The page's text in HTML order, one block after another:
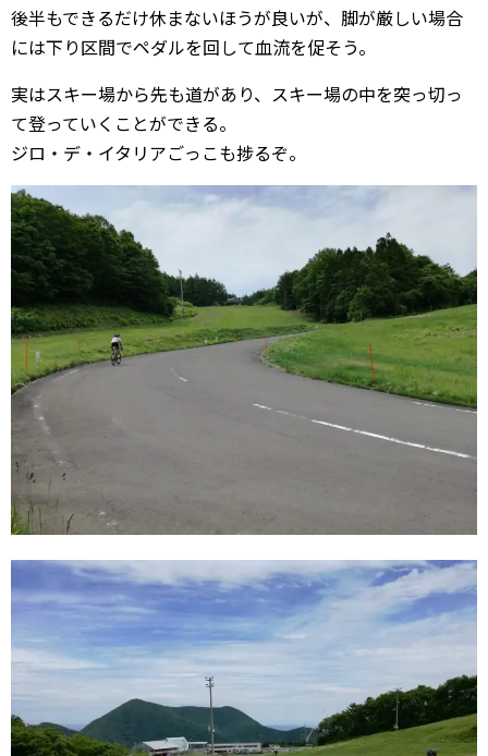
後半もできるだけ休まないほうが良いが、脚が厳しい場合
には下り区間でペダルを回して血流を促そう。
実はスキー場から先も道があり、スキー場の中を突っ切っ
て登っていくことができる。
ジロ・デ・イタリアごっこも捗るぞ。